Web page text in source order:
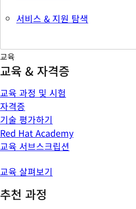
서비스 & 지원 탐색
교육
교육 & 자격증
교육 과정 및 시험
자격증
기술 평가하기
Red Hat Academy
교육 서브스크립션
교육 살펴보기
추천 과정